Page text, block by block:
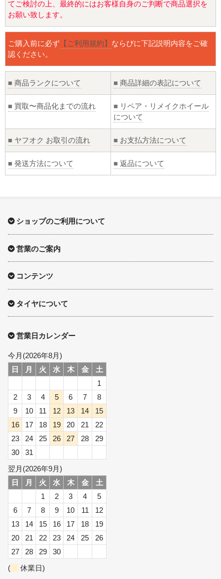
てご検討の上、最終的にはお客様自身のご判断で商品選択を
お願い致します。
ご購入前に必ず 【ご利用規約】 ならびに下記説明内容をご確
認ください。
■ 商品ランクについて ■ 商品詳細の表記について
■ 買取〜商品化までの流れ ■ リペア・リメイクホイール
について
■ ヤフオク お取引の流れ ■ お支払方法について
■ 発送方法について ■ 返品について
ショップのご利用について
営業のご案内
コンテンツ
タイヤについて
営業日カレンダー
今月(2026年8月)
日
月 火 水 木 金
土
1
2
3 4 5 6 7
8
9
10 11 12 13 14
15
16
17 18 19 20 21
22
23
24 25 26 27 28
29
30
31
翌月(2026年9月)
日
月 火 水 木 金
土
1
2 3 4
5
6
7 8 9 10 11
12
13
14 15 16 17 18
19
20
21 22 23 24 25
26
27
28 29
30
(
休業日)